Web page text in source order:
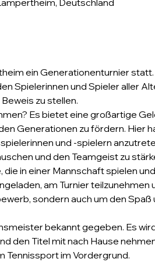
ein Generationenturnier
Spielerinnen und Spieler aller
zu stellen.
Es bietet eine großartige
Generationen zu fördern. Hier
und -spielern
und den Teamgeist zu
in einer Mannschaft spielen
am Turnier teilzunehmen
sondern auch um den
bekannt gegeben. Es
den Titel mit nach Hause
Tennissport im Vordergrund.